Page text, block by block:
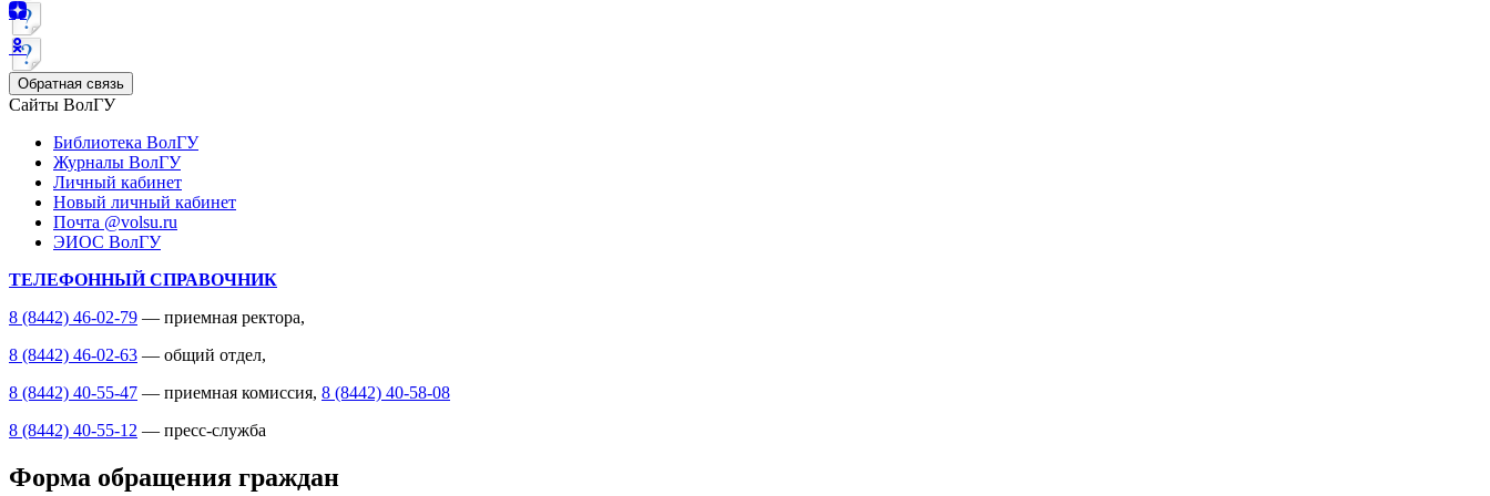
Обратная связь
Сайты ВолГУ
Библиотека ВолГУ
Журналы ВолГУ
Личный кабинет
Новый личный кабинет
Почта @volsu.ru
ЭИОС ВолГУ
ТЕЛЕФОННЫЙ СПРАВОЧНИК
8 (8442) 46-02-79 — приемная ректора,
8 (8442) 46-02-63 — общий отдел,
8 (8442) 40-55-47 — приемная комиссия, 8 (8442) 40-58-08
8 (8442) 40-55-12 — пресс-служба
Форма обращения граждан